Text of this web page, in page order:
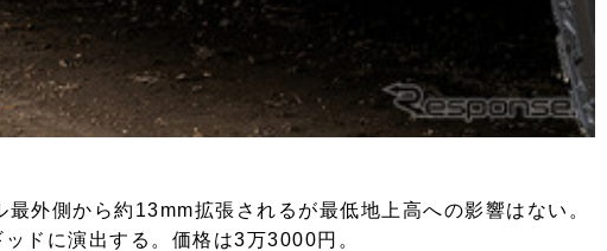
外側から約13mm拡張されるが最低地上高への影響はない。
ドに演出する。価格は3万3000円。